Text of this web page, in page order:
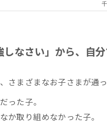
しなさい」から、自
さまざまなお子さまが通っ
った子。
か取り組めなかった子。